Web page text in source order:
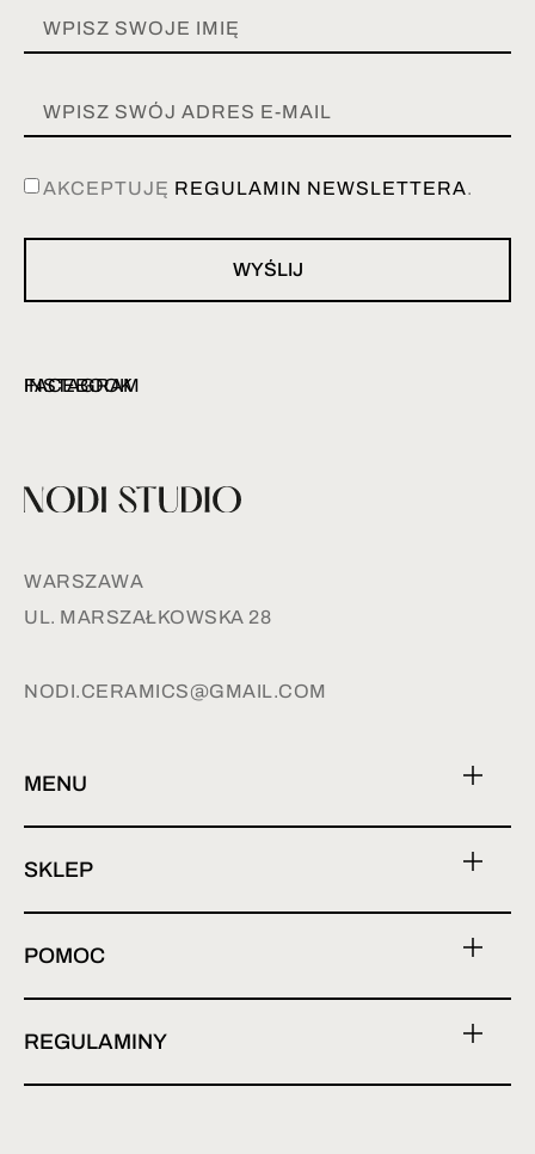
AKCEPTUJĘ REGULAMIN NEWSLETTERA.
WYŚLIJ
INSTAGRAM
FACEBOOK
WARSZAWA
UL. MARSZAŁKOWSKA 28
NODI.CERAMICS@GMAIL.COM
MENU
SKLEP
POMOC
REGULAMINY